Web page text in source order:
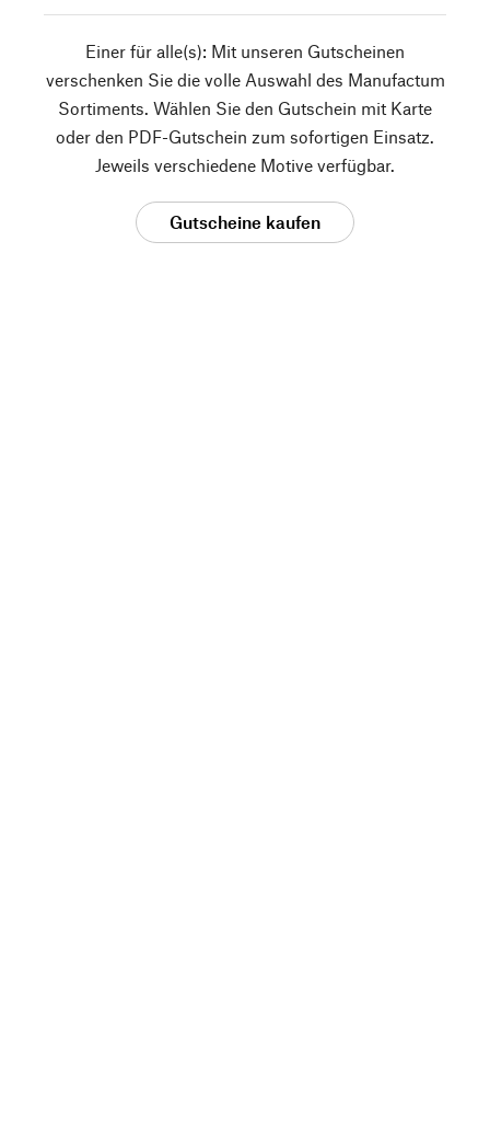
Einer für alle(s): Mit unseren Gutscheinen
verschenken Sie die volle Auswahl des Manufactum
Sortiments. Wählen Sie den Gutschein mit Karte
oder den PDF-Gutschein zum sofortigen Einsatz.
Jeweils verschiedene Motive verfügbar.
Gutscheine kaufen